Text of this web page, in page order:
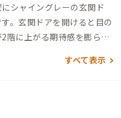
シャイングレーの玄関ド
。玄関ドアを開けると目の
階に上がる期待感を膨らま
セントクロスが印象的なカ
下、棚の上など、ちょっ
すべて表示